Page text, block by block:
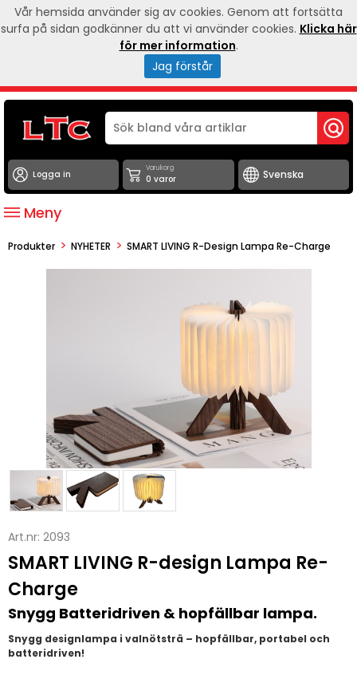
Logga in
Varukorg
0 varor
Meny
Produkter > NYHETER > SMART LIVING R-Design Lampa Re-Charge
Art.nr: 2093
SMART LIVING R-design Lampa Re-
Charge
Snygg Batteridriven & hopfällbar lampa.
Snygg designlampa i valnötsträ – hopfällbar, portabel och
batteridriven!
Vår hemsida använder sig av cookies. Genom att fortsätta
surfa på sidan godkänner du att vi använder cookies. Klicka här
för mer information.
Jag förstår